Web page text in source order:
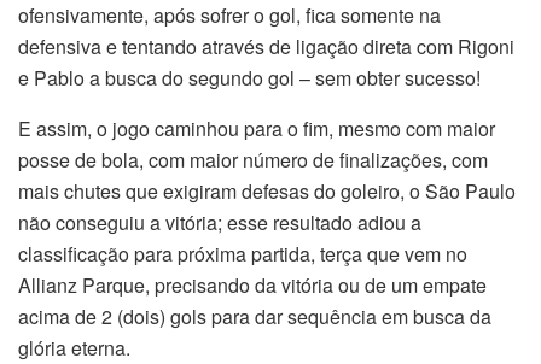
ofensivamente, após sofrer o gol, fica somente na
defensiva e tentando através de ligação direta com Rigoni
e Pablo a busca do segundo gol – sem obter sucesso!
E assim, o jogo caminhou para o fim, mesmo com maior
posse de bola, com maior número de finalizações, com
mais chutes que exigiram defesas do goleiro, o São Paulo
não conseguiu a vitória; esse resultado adiou a
classificação para próxima partida, terça que vem no
Allianz Parque, precisando da vitória ou de um empate
acima de 2 (dois) gols para dar sequência em busca da
glória eterna.